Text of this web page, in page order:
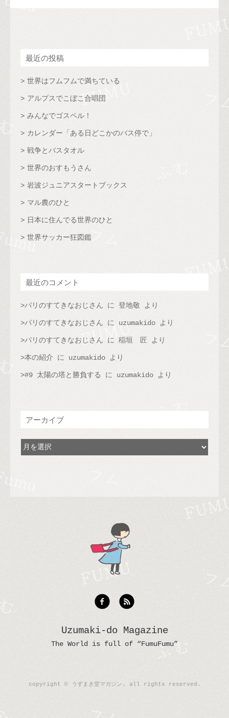
最近の投稿
世界はフムフムで満ちている
アルプスでこぼこ合唱団
みんなでゴスペル！
カレンダー「ある日どこかのバス停で」
戦争とバスタオル
世界のおすもうさん
岩波ジュニアスタートブックス
マル農のひと
日本に住んでる世界のひと
世界サッカー狂図鑑
最近のコメント
パリのすてきなおじさん に 登地敬 より
パリのすてきなおじさん に uzumakido より
パリのすてきなおじさん に 稲垣 匠 より
本の紹介 に uzumakido より
#9 太陽の塔と勝負する に uzumakido より
アーカイブ
Uzumaki-do Magazine
The World is full of “FumuFumu”
copyright © うずまき堂マガジン. all rights reserved.